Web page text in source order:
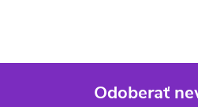
Odoberať